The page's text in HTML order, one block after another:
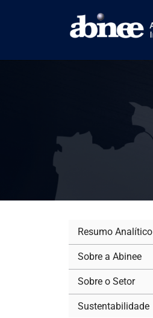
Resumo Analítico
Sobre a Abinee
Sobre o Setor
Sustentabilidade